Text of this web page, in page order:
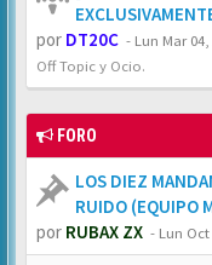
por DT20C - Lun Mar
Off Topic y Ocio.
FORO
LOS DIEZ
RUIDO (EQUIPO
por RUBAX ZX - Lun Oct